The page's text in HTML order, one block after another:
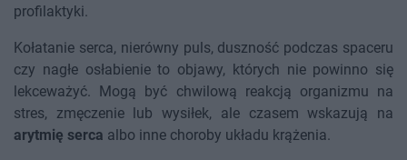
profilaktyki.
Kołatanie serca, nierówny puls, duszność podczas spaceru
czy nagłe osłabienie to objawy, których nie powinno się
lekceważyć. Mogą być chwilową reakcją organizmu na
stres, zmęczenie lub wysiłek, ale czasem wskazują na
arytmię serca albo inne choroby układu krążenia.